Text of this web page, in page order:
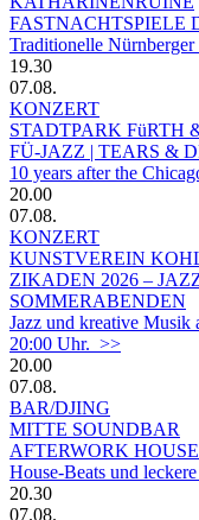
FASTNACHTSPIELE
Traditionelle
19.30
07.08.
KONZERT
STADTPARK FüRTH
FÜ-JAZZ | TEARS &
10 years after the
20.00
07.08.
KONZERT
KUNSTVEREIN
ZIKADEN 2026 –
SOMMERABENDEN
Jazz und kreative Musik
20:00 Uhr. >>
20.00
07.08.
BAR/DJING
MITTE SOUNDBAR
AFTERWORK
House-Beats und
20.30
07.08.